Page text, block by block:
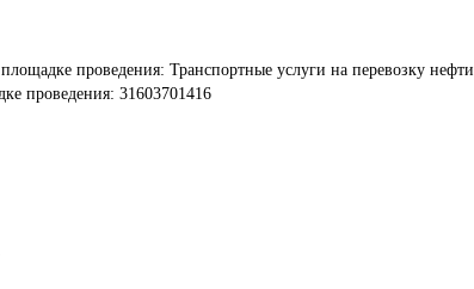
проведения: Транспортные услуги на перевозку нефти
проведения: 31603701416